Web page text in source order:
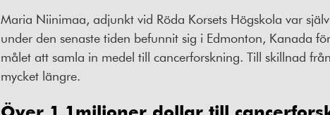
Maria Niinimaa, adjunkt vid Röda Korsets Högskola var
under den senaste tiden befunnit sig i Edmonton, Kanada
målet att samla in medel till cancerforskning. Till skillnad
mycket längre.